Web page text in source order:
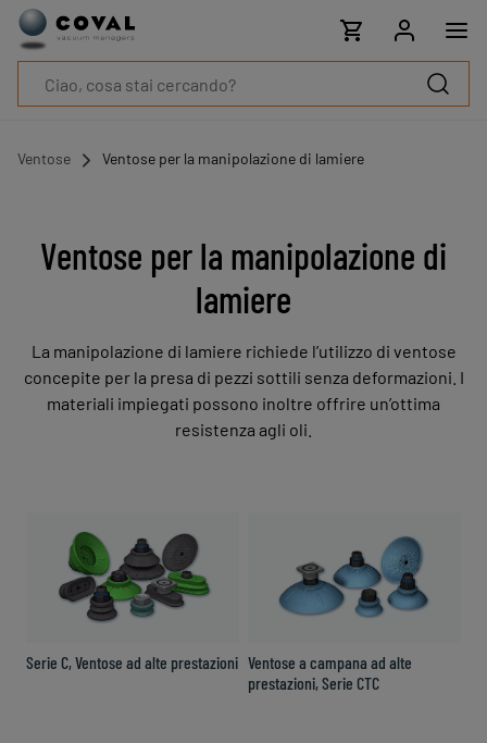
Ventose Ventose per la manipolazione di lamiere
Ventose per la manipolazione di
lamiere
La manipolazione di lamiere richiede l’utilizzo di ventose
concepite per la presa di pezzi sottili senza deformazioni. I
materiali impiegati possono inoltre offrire un’ottima
resistenza agli oli.
Serie C, Ventose ad alte prestazioni Ventose a campana ad alte
prestazioni, Serie CTC
Prodotti
Industrie
Tecnologie
Risorse
COVAL
Partner
Contatto